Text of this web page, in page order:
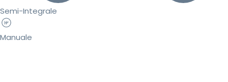
Semi-Integrale
Manuale